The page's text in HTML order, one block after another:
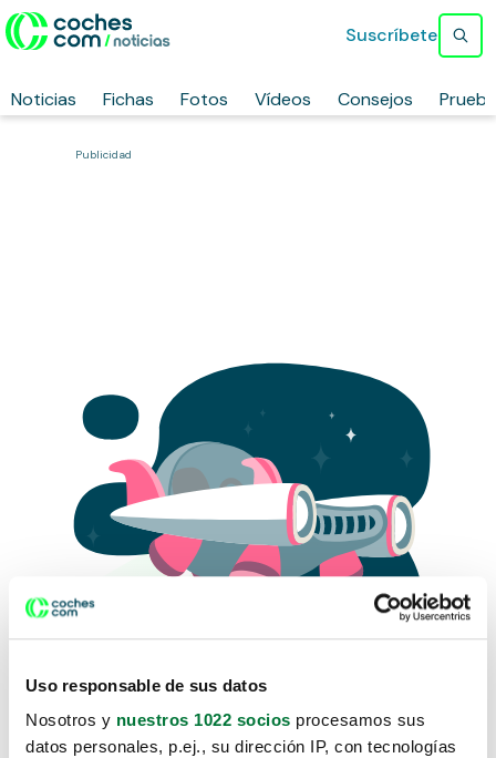
Uso responsable de sus datos
Nosotros y nuestros 1022 socios procesamos sus
datos personales, p.ej., su dirección IP, con tecnologías
Noticias Fichas Fotos Vídeos Consejos
Suscríbete
Publicidad